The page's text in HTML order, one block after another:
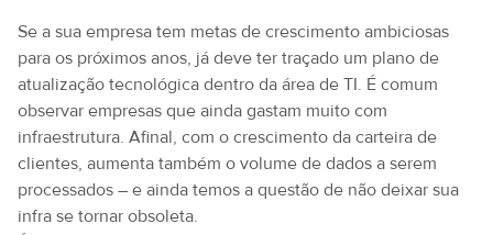
Se a sua empresa tem metas de crescimento ambiciosas
para os próximos anos, já deve ter traçado um plano de
atualização tecnológica dentro da área de TI. É comum
observar empresas que ainda gastam muito com
infraestrutura. Afinal, com o crescimento da carteira de
clientes, aumenta também o volume de dados a serem
processados – e ainda temos a questão de não deixar sua
infra se tornar obsoleta.